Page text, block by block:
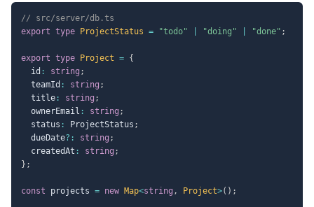
// src/server/db.ts
export type ProjectStatus = "todo" "doing" "done" ;
export type Project = {
  id
: string ;
  teamId
: string ;
  title
: string ;
  ownerEmail
: string ;
  status
: ProjectStatus ;
  dueDate
? : string ;
  createdAt
: string ;
} ;
const projects = new Map<string , Project>( ) ;